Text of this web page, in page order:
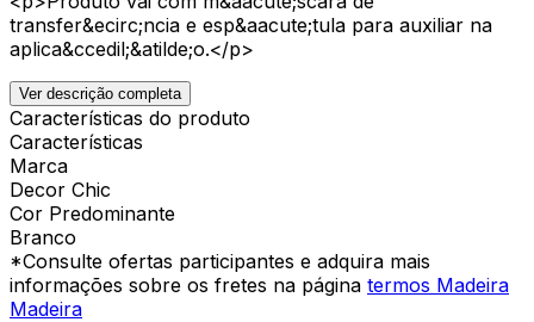
transfer&ecirc;ncia e esp&aacute;tula para auxiliar na
aplica&ccedil;&atilde;o.</p>
Ver descrição completa
Características do produto
Características
Marca
Decor Chic
Cor Predominante
Branco
*Consulte ofertas participantes e adquira mais
informações sobre os fretes na página termos Madeira
Madeira